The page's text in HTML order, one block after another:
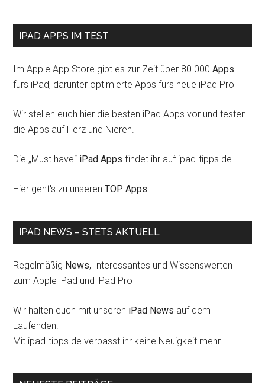
IPAD APPS IM TEST
Im Apple App Store gibt es zur Zeit über 80.000Apps
fürs iPad, darunter optimierte Apps fürs neue iPad Pro
Wir stellen euch hier die besten iPad Apps vor und testen
die Apps auf Herz und Nieren.
Die „Must have“ iPad Apps findet ihr auf ipad-tipps.de.
Hier geht's zu unserenTOP Apps.
IPAD NEWS – STETS AKTUELL
Regelmäßig News, Interessantes und Wissenswerten
zum Apple iPad und iPad Pro
Wir halten euch mit unseren iPad News auf dem
Laufenden.
Mit ipad-tipps.de verpasst ihr keine Neuigkeit mehr.